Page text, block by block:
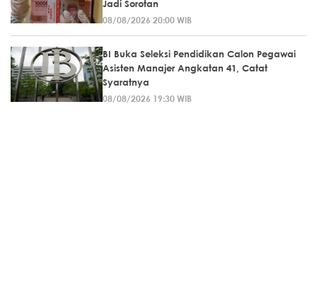
Jadi Sorotan
08/08/2026 20:00 WIB
BI Buka Seleksi Pendidikan Calon Pegawai
Asisten Manajer Angkatan 41, Catat
Syaratnya
08/08/2026 19:30 WIB